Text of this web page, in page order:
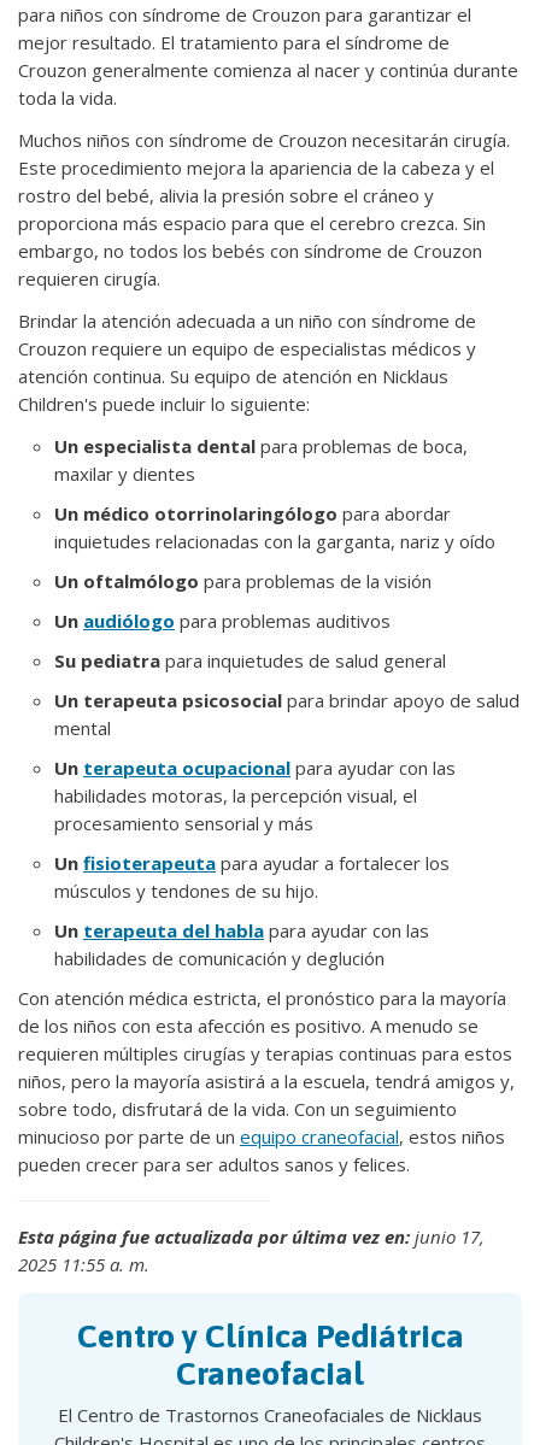
para niños con síndrome de Crouzon para garantizar el
mejor resultado. El tratamiento para el síndrome de
Crouzon generalmente comienza al nacer y continúa durante
toda la vida.
Muchos niños con síndrome de Crouzon necesitarán cirugía.
Este procedimiento mejora la apariencia de la cabeza y el
rostro del bebé, alivia la presión sobre el cráneo y
proporciona más espacio para que el cerebro crezca. Sin
embargo, no todos los bebés con síndrome de Crouzon
requieren cirugía.
Brindar la atención adecuada a un niño con síndrome de
Crouzon requiere un equipo de especialistas médicos y
atención continua. Su equipo de atención en Nicklaus
Children's puede incluir lo siguiente:
Un especialista dental para problemas de boca,
maxilar y dientes
Un médico otorrinolaringólogo para abordar
inquietudes relacionadas con la garganta, nariz y oído
Un oftalmólogo para problemas de la visión
Un audiólogo para problemas auditivos
Su pediatra para inquietudes de salud general
Un terapeuta psicosocial para brindar apoyo de salud
mental
Un terapeuta ocupacional para ayudar con las
habilidades motoras, la percepción visual, el
procesamiento sensorial y más
Un fisioterapeuta para ayudar a fortalecer los
músculos y tendones de su hijo.
Un terapeuta del habla para ayudar con las
habilidades de comunicación y deglución
Con atención médica estricta, el pronóstico para la mayoría
de los niños con esta afección es positivo. A menudo se
requieren múltiples cirugías y terapias continuas para estos
niños, pero la mayoría asistirá a la escuela, tendrá amigos y,
sobre todo, disfrutará de la vida. Con un seguimiento
minucioso por parte de un equipo craneofacial, estos niños
pueden crecer para ser adultos sanos y felices.
Esta página fue actualizada por última vez en: junio 17,
2025 11:55 a. m.
Centro y Clínica Pediátrica
Craneofacial
El Centro de Trastornos Craneofaciales de Nicklaus